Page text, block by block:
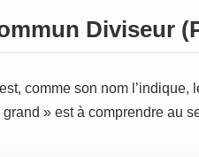
Diviseur
comme son nom l’indique,
» est à comprendre au